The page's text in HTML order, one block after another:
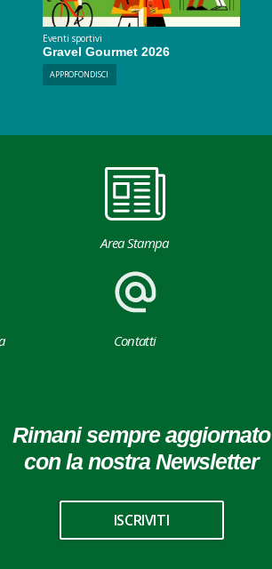
Eventi sportivi
Gravel Gourmet 2026
APPROFONDISCI
Area Stampa
Contatti
Rimani sempre aggiornato
con la nostra Newsletter
ISCRIVITI